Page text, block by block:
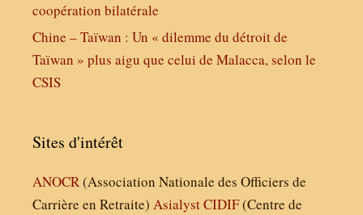
coopération bilatérale
Chine – Taïwan : Un « dilemme du détroit de
Taïwan » plus aigu que celui de Malacca, selon le
CSIS
Sites d'intérêt
ANOCR(Association Nationale des Officiers de
Carrière en Retraite) AsialystCIDIF(Centre de